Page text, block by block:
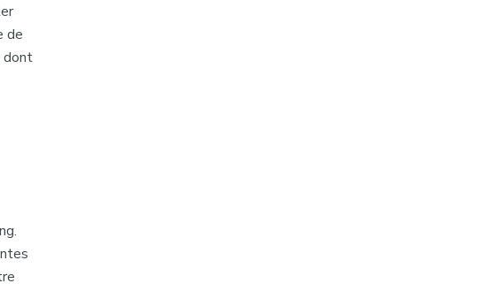
de
dont
.